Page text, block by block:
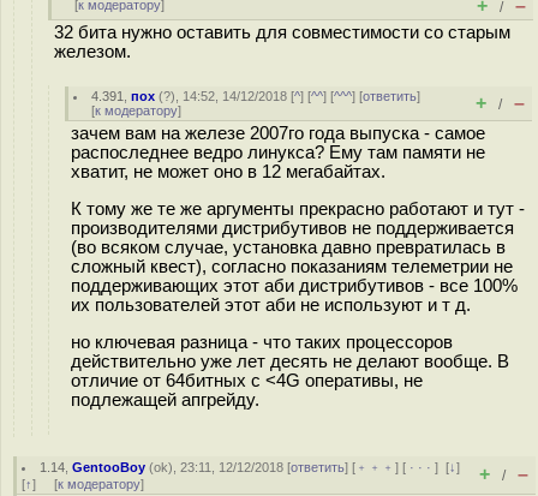
[к модератору] + / –
32 бита нужно оставить для совместимости со старым
железом.
4.391 ,пох (?), 14:52, 14/12/2018 [^] [^^] [^^^] [ответить]
[к модератору] + / –
зачем вам на железе 2007го года выпуска - самое
распоследнее ведро линукса? Ему там памяти не
хватит, не может оно в 12 мегабайтах.
К тому же те же аргументы прекрасно работают и тут -
производителями дистрибутивов не поддерживается
(во всяком случае, установка давно превратилась в
сложный квест), согласно показаниям телеметрии не
поддерживающих этот аби дистрибутивов - все 100%
их пользователей этот аби не используют и т д.
но ключевая разница - что таких процессоров
действительно уже лет десять не делают вообще. В
отличие от 64битных с <4G оперативы, не
подлежащей апгрейду.
1.14 ,GentooBoy (ok), 23:11, 12/12/2018 [ответить] [ ﹢﹢﹢] [ · · ·][↓]
[↑] [к модератору] + / –